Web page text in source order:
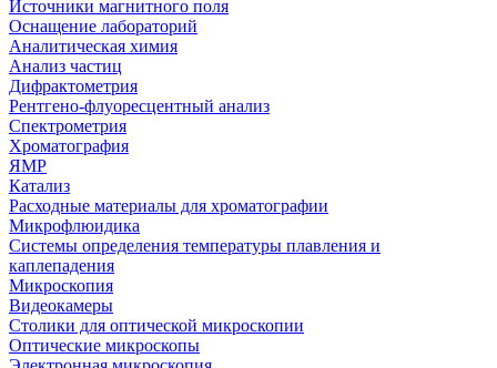
Источники магнитного поля
Оснащение лабораторий
Аналитическая химия
Анализ частиц
Дифрактометрия
Рентгено-флуоресцентный анализ
Спектрометрия
Хроматография
ЯМР
Катализ
Расходные материалы для хроматографии
Микрофлюидика
Системы определения температуры плавления и
каплепадения
Микроскопия
Видеокамеры
Столики для оптической микроскопии
Оптические микроскопы